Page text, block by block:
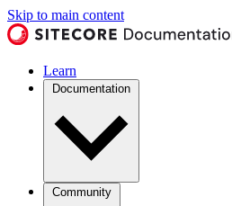
Skip to main content
Learn
Documentation
Community